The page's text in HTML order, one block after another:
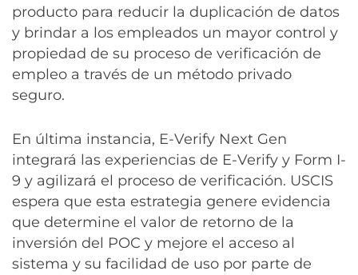
producto para reducir la duplicación de datos
y brindar a los empleados un mayor control y
propiedad de su proceso de verificación de
empleo a través de un método privado
seguro.
En última instancia, E-Verify Next Gen
integrará las experiencias de E-Verify y Form I-
9 y agilizará el proceso de verificación. USCIS
espera que esta estrategia genere evidencia
que determine el valor de retorno de la
inversión del POC y mejore el acceso al
sistema y su facilidad de uso por parte de